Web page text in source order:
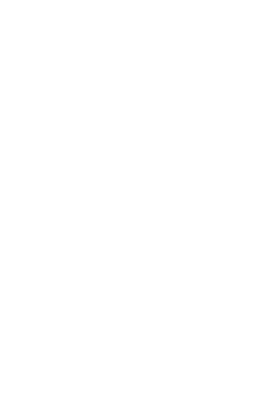
bazén a terasa s lehátky a slunečníky
tématická večeře.
boty do vody), hotelový minibus zdarma,